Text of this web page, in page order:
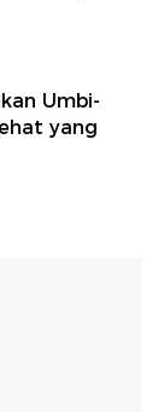
Umbi-
yang